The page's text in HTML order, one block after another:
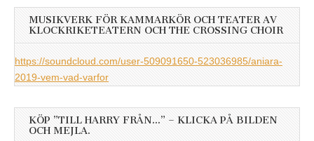
MUSIKVERK FÖR KAMMARKÖR OCH TEATER AV
KLOCKRIKETEATERN OCH THE CROSSING CHOIR
https://soundcloud.com/user-509091650-523036985/aniara-
2019-vem-vad-varfor
KÖP ”TILL HARRY FRÅN…” – KLICKA PÅ BILDEN
OCH MEJLA.